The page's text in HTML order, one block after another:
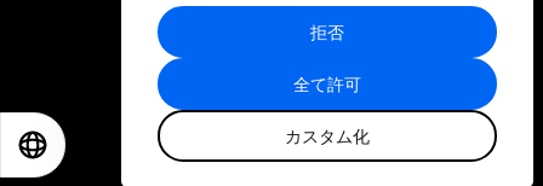
に収集された情報と組み合わされ、各パー
トナーによって使用されることがありま
す。
全て許可
カスタム化
拒否
プライバシーポリシーと利用規約
サイトマップ
©
世界経済フォーラム